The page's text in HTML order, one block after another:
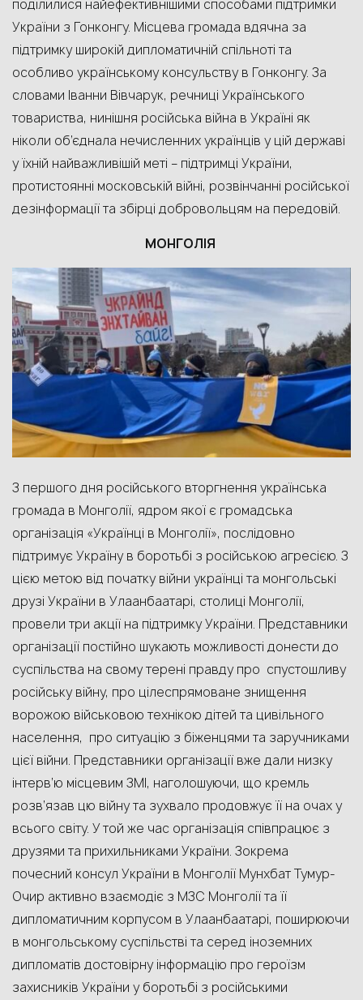
поділилися найефективнішими способами підтримки
України з Гонконгу. Місцева громада вдячна за
підтримку широкій дипломатичній спільноті та
особливо українському консульству в Гонконгу. За
словами Іванни Вівчарук, речниці Українського
товариства, нинішня російська війна в Україні як
ніколи об’єднала нечисленних українців у цій державі
у їхній найважливішій меті – підтримці України,
протистоянні московській війні, розвінчанні російської
дезінформації та збірці добровольцям на передовій.
МОНГОЛІЯ
З першого дня російського вторгнення українська
громада в Монголії, ядром якої є громадська
організація «Українці в Монголії», послідовно
підтримує Україну в боротьбі з російською агресією. З
цією метою від початку війни українці та монгольські
друзі України в Улаанбаатарі, столиці Монголії,
провели три акції на підтримку України. Представники
організації постійно шукають можливості донести до
суспільства на свому терені правду про спустошливу
російську війну, про цілеспрямоване знищення
ворожою військовою технікою дітей та цивільного
населення, про ситуацію з біженцями та заручниками
цієї війни. Представники організації вже дали низку
інтерв’ю місцевим ЗМІ, наголошуючи, що кремль
розв’язав цю війну та зухвало продовжує її на очах у
всього світу. У той же час організація співпрацює з
друзями та прихильниками України. Зокрема
почесний консул України в Монголії Мунхбат Тумур-
Очир активно взаємодіє з МЗС Монголії та її
дипломатичним корпусом в Улаанбаатарі, поширюючи
в монгольському суспільстві та серед іноземних
дипломатів достовірну інформацію про героїзм
захисників України у боротьбі з російськими